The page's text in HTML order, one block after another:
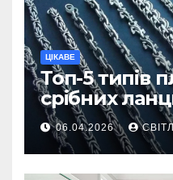
ЦІКАВЕ
Топ-5 типів
срібних
вважаються
06.04.2026